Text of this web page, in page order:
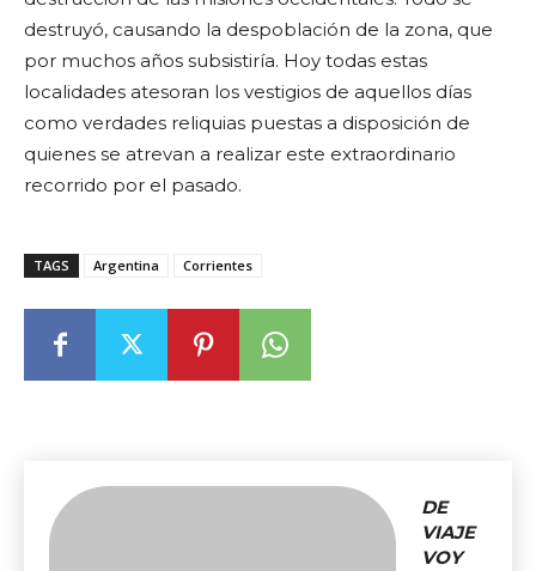
destruyó, causando la despoblación de la zona, que
por muchos años subsistiría. Hoy todas estas
localidades atesoran los vestigios de aquellos días
como verdades reliquias puestas a disposición de
quienes se atrevan a realizar este extraordinario
recorrido por el pasado.
TAGS Argentina Corrientes
DE
VIAJE
VOY